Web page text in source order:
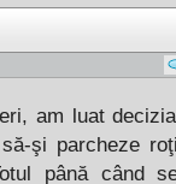
am luat
şi parcheze
până când